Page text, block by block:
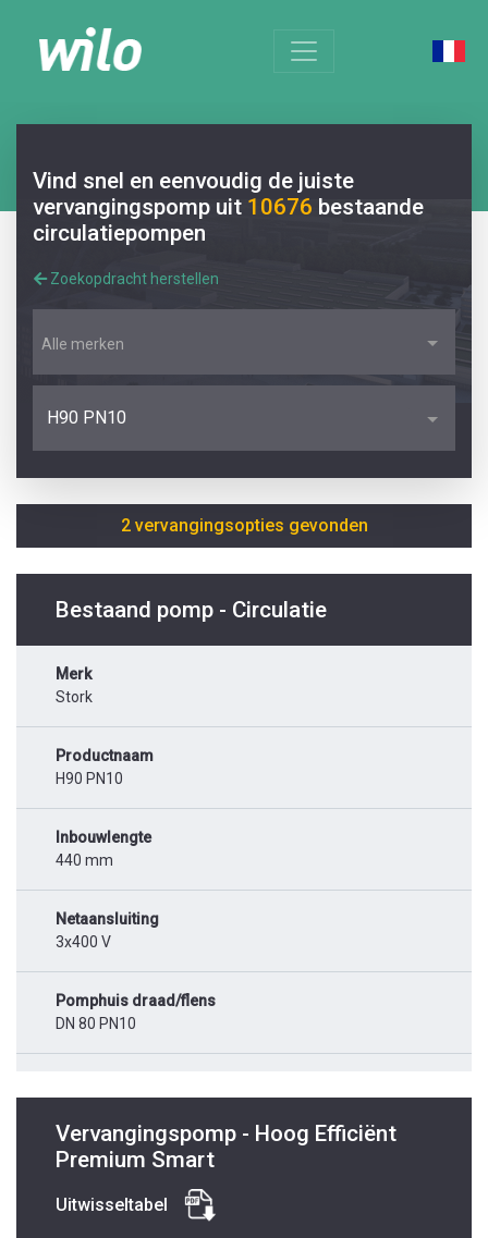
Vind snel en eenvoudig de juiste
vervangingspomp uit 10676 bestaande
circulatiepompen
Zoekopdracht herstellen
Alle merken
H90 PN10
2 vervangingsopties gevonden
Bestaand pomp - Circulatie
Merk
Stork
Productnaam
H90 PN10
Inbouwlengte
440 mm
Netaansluiting
3x400 V
Pomphuis draad/flens
DN 80 PN10
Vervangingspomp - Hoog Efficiënt
Premium Smart
Uitwisseltabel